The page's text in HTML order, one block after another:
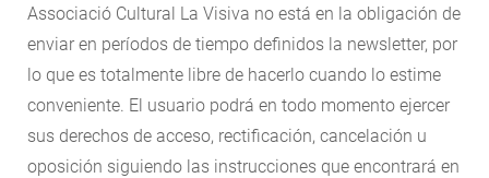
Associació Cultural La Visiva no está en la obligación de
enviar en períodos de tiempo definidos la newsletter, por
lo que es totalmente libre de hacerlo cuando lo estime
conveniente. El usuario podrá en todo momento ejercer
sus derechos de acceso, rectificación, cancelación u
oposición siguiendo las instrucciones que encontrará en